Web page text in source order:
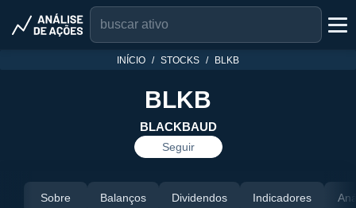
INÍCIO STOCKS BLKB
BLKB
BLACKBAUD
Seguir
Sobre Balanços Dividendos Indicadores